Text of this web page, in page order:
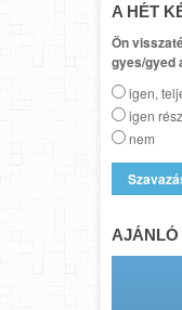
A HÉT
Ön
gyes/gyed
igen,
igen
nem
AJÁNLÓ